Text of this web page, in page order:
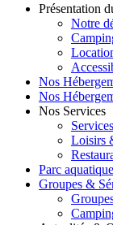
Présentation
Notre
Nos
Nos
Nos Services
Services
Loisirs
Parc aquatique
Groupes &